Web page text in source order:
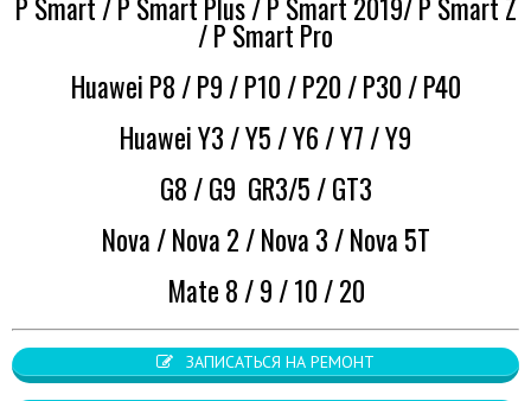
P Smart / P Smart Plus / P Smart 2019/ P Smart Z
/ P Smart Pro
Huawei P8 / P9 / P10 / P20 / P30 / P40
Huawei Y3 / Y5 / Y6 / Y7 / Y9
G8 / G9 GR3/5 / GT3
Nova / Nova 2 / Nova 3 / Nova 5T
Mate 8 / 9 / 10 / 20
ЗАПИСАТЬСЯ НА РЕМОНТ